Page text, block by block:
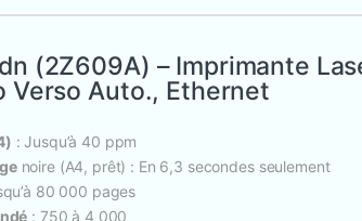
(2Z609A) – Imprimante
Verso Auto., Ethernet
: Jusqu’à 40 ppm
noire (A4, prêt) : En 6,3 secondes seulement
80 000 pages
: 750 à 4 000